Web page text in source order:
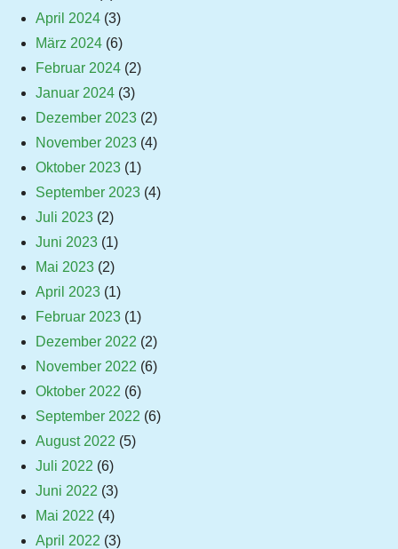
April 2024 (3)
März 2024 (6)
Februar 2024 (2)
Januar 2024 (3)
Dezember 2023 (2)
November 2023 (4)
Oktober 2023 (1)
September 2023 (4)
Juli 2023 (2)
Juni 2023 (1)
Mai 2023 (2)
April 2023 (1)
Februar 2023 (1)
Dezember 2022 (2)
November 2022 (6)
Oktober 2022 (6)
September 2022 (6)
August 2022 (5)
Juli 2022 (6)
Juni 2022 (3)
Mai 2022 (4)
April 2022 (3)